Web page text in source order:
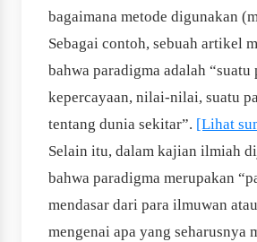
bagaimana metode digunakan
Sebagai contoh, sebuah artikel
bahwa paradigma adalah “suatu
kepercayaan, nilai-nilai, suatu
tentang dunia sekitar”. [Lihat
Selain itu, dalam kajian ilmiah
bahwa paradigma merupakan
mendasar dari para ilmuwan
mengenai apa yang seharusnya